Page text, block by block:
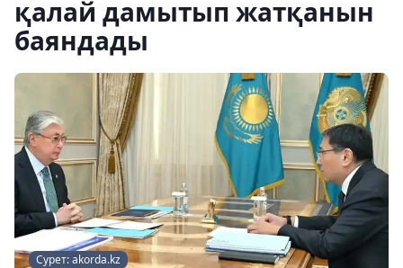
қалай дамытып жатқанын
баяндады
Сурет: akorda.kz